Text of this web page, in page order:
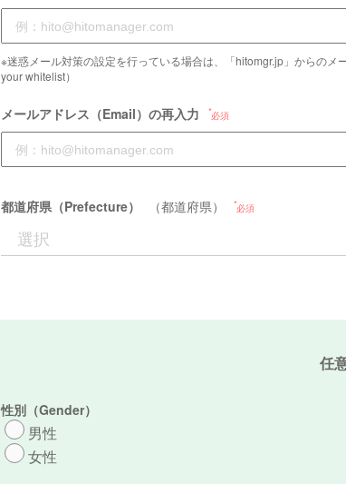
※迷惑メール対策の設定を行っている場合は、「hitomgr.jp」からの
your whitelist）
メールアドレス（Email）の再入力 必須
都道府県（Prefecture） （都道府県） 必須
任
性別（Gender）
男性
女性